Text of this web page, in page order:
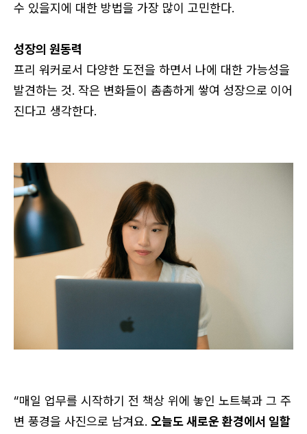
수 있을지에 대한 방법을 가장 많이 고민한다.
성장의 원동력
프리 워커로서 다양한 도전을 하면서 나에 대한 가능성을
발견하는 것. 작은 변화들이 촘촘하게 쌓여 성장으로 이어
진다고 생각한다.
“매일 업무를 시작하기 전 책상 위에 놓인 노트북과 그 주
변 풍경을 사진으로 남겨요. 오늘도 새로운 환경에서 일할